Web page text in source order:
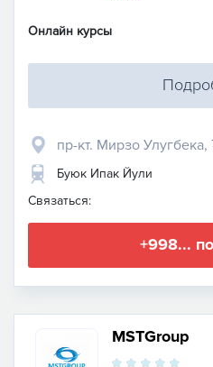
Онлайн курсы
пр-кт. Мирзо Улугбека,
Буюк Ипак Йули
Связаться:
+998...
MSTGroup